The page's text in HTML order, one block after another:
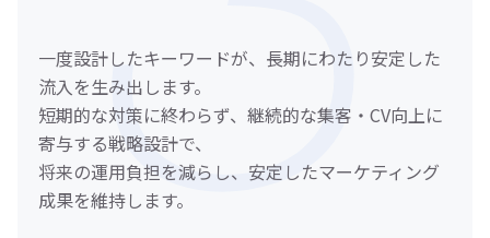
一度設計したキーワードが、長期にわたり安定した
流入を生み出します。
短期的な対策に終わらず、継続的な集客・CV向上に
寄与する戦略設計で、
将来の運用負担を減らし、安定したマーケティング
成果を維持します。